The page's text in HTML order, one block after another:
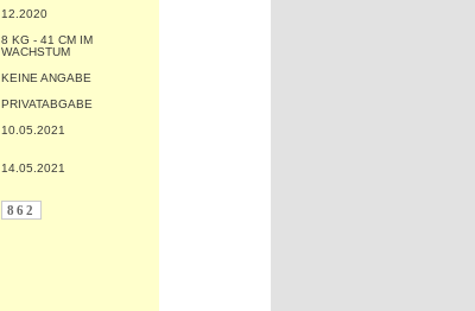
12.2020
8 KG - 41 CM IM
WACHSTUM
KEINE ANGABE
PRIVATABGABE
10.05.2021
14.05.2021
862